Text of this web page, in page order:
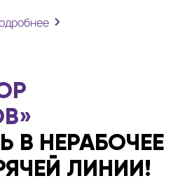
НЕРАБОЧЕЕ
ЛИНИИ!